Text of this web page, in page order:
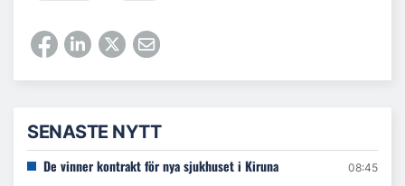
SENASTE NYTT
De vinner kontrakt för nya sjukhuset i Kiruna 08:45